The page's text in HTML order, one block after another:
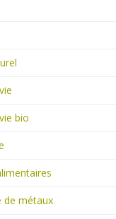
bio
de métaux